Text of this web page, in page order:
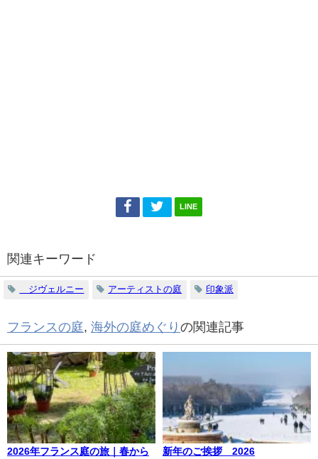
LINE
関連キーワード
ジヴェルニー アーティストの庭 印象派
フランスの庭, 海外の庭めぐり の関連記事
2026年フランス庭の旅｜春から
新年のご挨拶 2026